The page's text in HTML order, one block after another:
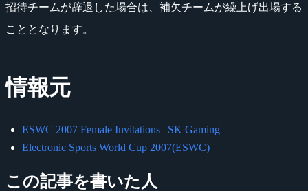
招待チームが辞退した場合は、補欠チームが繰上げ出場する
こととなります。
情報元
ESWC 2007 Female Invitations | SK Gaming
Electronic Sports World Cup 2007(ESWC)
この記事を書いた人